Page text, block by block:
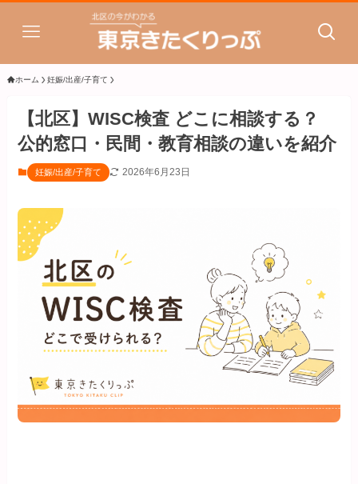
ホーム 妊娠/出産/子育て
【北区】WISC検査 どこに相談する？
公的窓口・民間・教育相談の違いを紹介
妊娠/出産/子育て 2026年6月23日